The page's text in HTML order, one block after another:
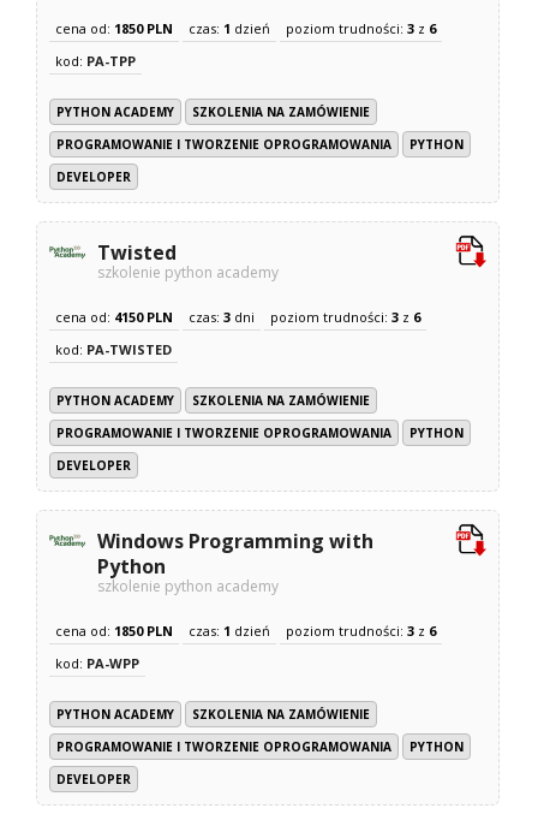
cena od: 1850 PLN czas: 1 dzień poziom trudności:3 z 6
kod: PA-TPP
PYTHON ACADEMY
SZKOLENIA NA ZAMÓWIENIE
PROGRAMOWANIE I TWORZENIE OPROGRAMOWANIA
PYTHON
DEVELOPER
Twisted
szkolenie python academy
cena od: 4150 PLN czas:3 dni poziom trudności:3 z 6
kod: PA-TWISTED
PYTHON ACADEMY
SZKOLENIA NA ZAMÓWIENIE
PROGRAMOWANIE I TWORZENIE OPROGRAMOWANIA
PYTHON
DEVELOPER
Windows Programming with
Python
szkolenie python academy
cena od: 1850 PLN czas: 1 dzień poziom trudności:3 z 6
kod: PA-WPP
PYTHON ACADEMY
SZKOLENIA NA ZAMÓWIENIE
PROGRAMOWANIE I TWORZENIE OPROGRAMOWANIA
PYTHON
DEVELOPER